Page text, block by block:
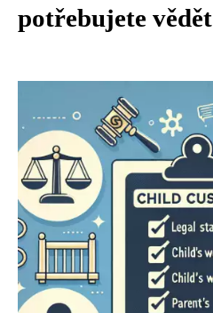
potřebujete vědět